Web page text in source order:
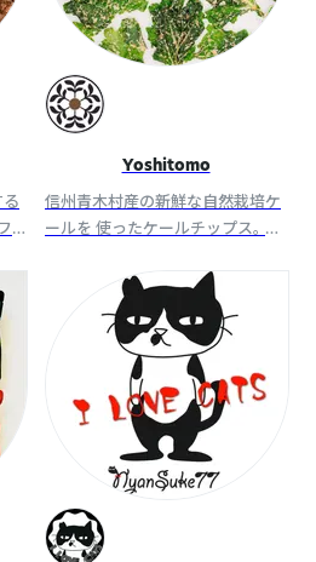
Yoshitomo
信州青木村産の新鮮な自然栽培ケ
ールを 使ったケールチップス。 砂
コンで作られた、 シロップ・原液タ
イプのクラフトコーラ。